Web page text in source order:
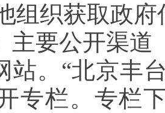
组织获取政
主要公开渠道
站。“北京丰
专栏。专栏